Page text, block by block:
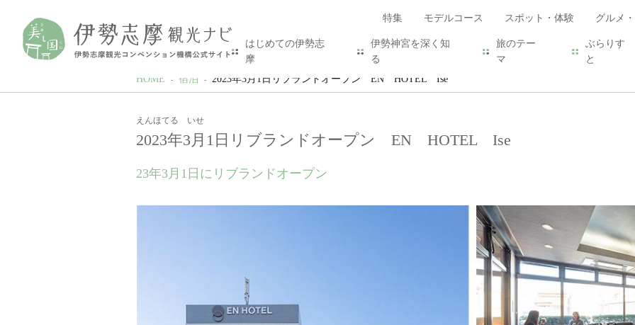
特集 モデルコース スポット・体験 グルメ
はじめての伊勢志
摩
伊勢神宮を深く知
る
旅のテー
マ
ぶらりす
と
HOME 宿泊 2023年3月1日リブランドオープン EN HOTEL Ise
えんほてる いせ
2023年3月1日リブランドオープン EN HOTEL Ise
23年3月1日にリブランドオープン